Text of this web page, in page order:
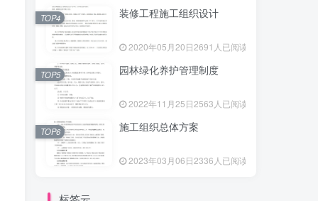
装修工程施工组织设计
2020年05月20日2691人已阅读
TOP4
园林绿化养护管理制度
2022年11月25日2563人已阅读
TOP5
施工组织总体方案
2023年03月06日2336人已阅读
TOP6